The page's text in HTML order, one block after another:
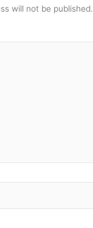
will not be published.